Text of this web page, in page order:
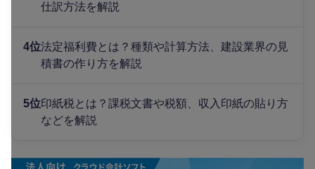
仕訳方法を解説
4位法定福利費とは？種類や計算方法、建設業界の見
積書の作り方を解説
5位印紙税とは？課税文書や税額、収入印紙の貼り方
などを解説